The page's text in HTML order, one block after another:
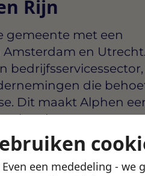
Even een mededeling -
Rijn
gemeente met een
en Utrecht.
bedrijfsservicessector,
die
Dit maakt Alphen